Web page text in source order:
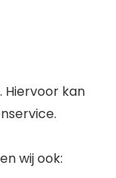
Hiervoor kan
wij ook: